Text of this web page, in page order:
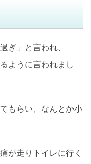
ぎ」と言われ、
ように言われまし
もらい、なんとか小
が走りトイレに行く